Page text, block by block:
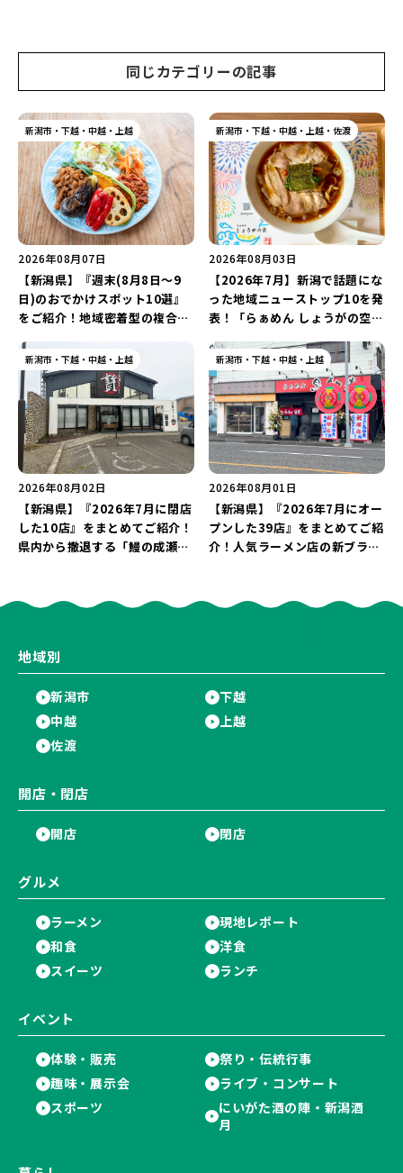
同じカテゴリーの記事
新潟市・下越・中越・上越
2026年08月07日
【新潟県】『週末(8月8日～9
日)のおでかけスポット10選』
をご紹介！地域密着型の複合施
ナ丸大新潟のサマーフェスタ
2026」がおすすめ♪
新潟市・下越・中越・上越・佐渡
2026年08月03日
【2026年7月】新潟で話題にな
った地域ニューストップ10を発
表！「らぁめん しょうがの空」
閉店の注目記事をランキングで
ご紹介♪
新潟市・下越・中越・上越
2026年08月02日
【新潟県】『2026年7月に閉店
した10店』をまとめてご紹介！
県内から撤退する「鰻の成瀬」
新潟市・下越・中越・上越
2026年08月01日
【新潟県】『2026年7月にオー
プンした39店』をまとめてご紹
介！人気ラーメン店の新ブラン
くさん♪
地域別
新潟市
下越
中越
上越
佐渡
開店・閉店
開店 閉店
グルメ
ラーメン
現地レポート
和食
洋食
スイーツ
ランチ
イベント
体験・販売
祭り・伝統行事
趣味・展示会
ライブ・コンサート
スポーツ
にいがた酒の陣・新潟酒
月